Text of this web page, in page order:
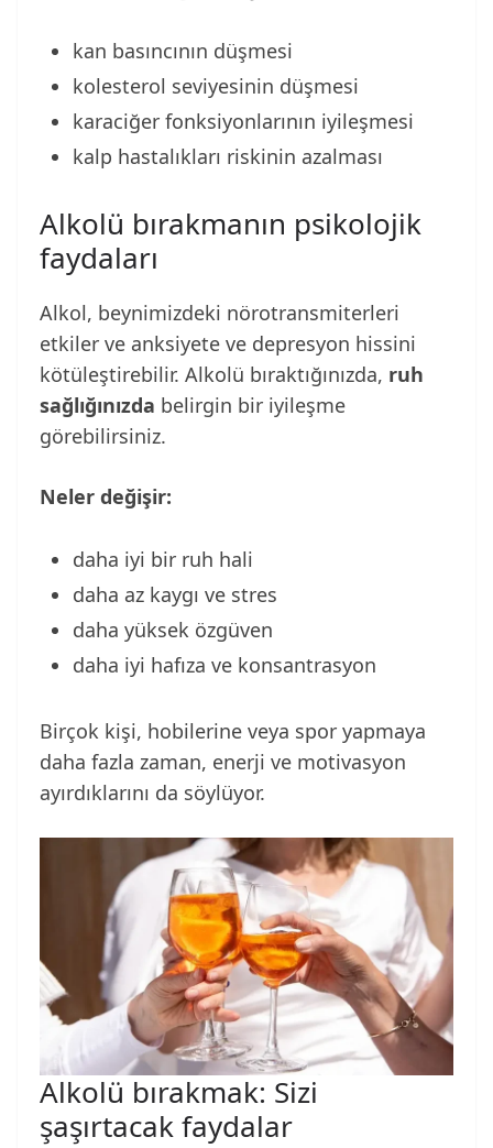
kan basıncının düşmesi
kolesterol seviyesinin düşmesi
karaciğer fonksiyonlarının iyileşmesi
kalp hastalıkları riskinin azalması
Alkolü bırakmanın psikolojik
faydaları
Alkol, beynimizdeki nörotransmiterleri
etkiler ve anksiyete ve depresyon hissini
kötüleştirebilir. Alkolü bıraktığınızda, ruh
sağlığınızda belirgin bir iyileşme
görebilirsiniz.
Neler değişir:
daha iyi bir ruh hali
daha az kaygı ve stres
daha yüksek özgüven
daha iyi hafıza ve konsantrasyon
Birçok kişi, hobilerine veya spor yapmaya
daha fazla zaman, enerji ve motivasyon
ayırdıklarını da söylüyor.
Alkolü bırakmak: Sizi
şaşırtacak faydalar